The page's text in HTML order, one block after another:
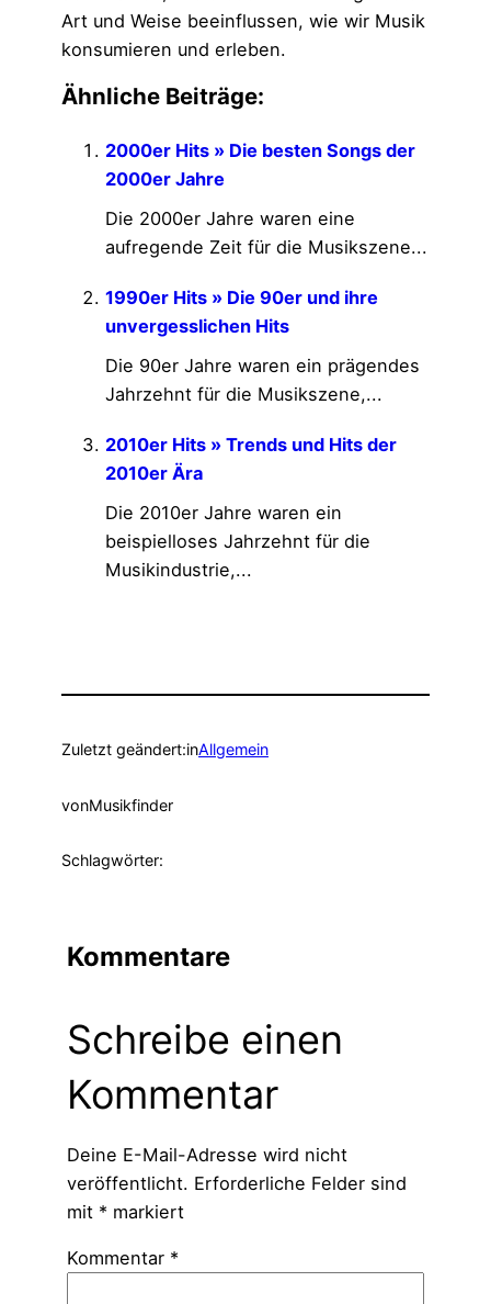
Art und Weise beeinflussen, wie wir Musik
konsumieren und erleben.
Ähnliche Beiträge:
2000er Hits » Die besten Songs der
2000er Jahre
Die 2000er Jahre waren eine
aufregende Zeit für die Musikszene...
1990er Hits » Die 90er und ihre
unvergesslichen Hits
Die 90er Jahre waren ein prägendes
Jahrzehnt für die Musikszene,...
2010er Hits » Trends und Hits der
2010er Ära
Die 2010er Jahre waren ein
beispielloses Jahrzehnt für die
Musikindustrie,...
Zuletzt geändert:inAllgemein
vonMusikfinder
Schlagwörter:
Kommentare
Schreibe einen
Kommentar
Deine E-Mail-Adresse wird nicht
veröffentlicht. Erforderliche Felder sind
mit * markiert
Kommentar *